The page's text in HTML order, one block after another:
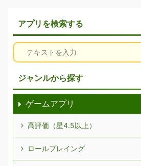
アプリを検索する
ジャンルから探す
ゲームアプリ
高評価（星4.5以上）
ロールプレイング